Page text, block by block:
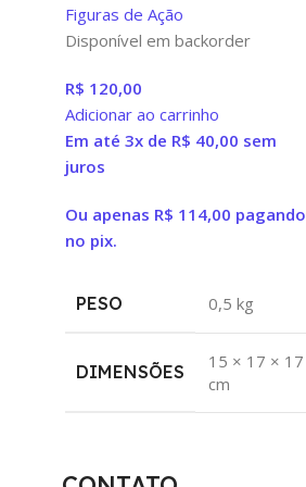
Figuras de Ação
Disponível em backorder
R$ 120,00
Adicionar ao carrinho
Em até 3x de R$ 40,00 sem
juros
Ou apenas R$ 114,00 pagando
no pix.
PESO 0,5 kg
DIMENSÕES
15 × 17 × 17
cm